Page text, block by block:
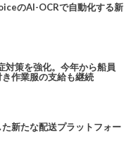
のAI-OCRで自動化する新
対策を強化。今年から船員
作業服の支給も継続
新たな配送プラットフォー